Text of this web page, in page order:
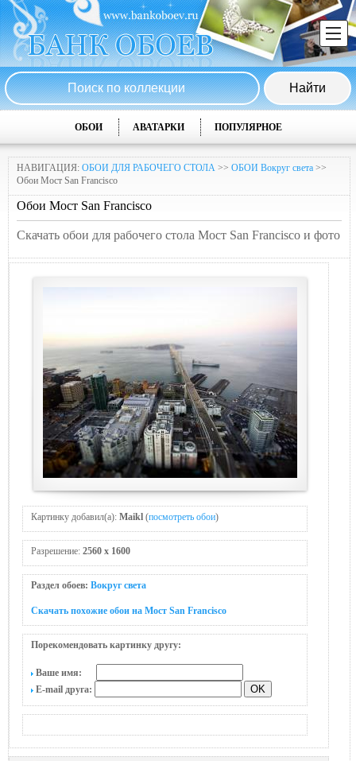
ОБОИ АВАТАРКИ ПОПУЛЯРНОЕ
НАВИГАЦИЯ: ОБОИ ДЛЯ РАБОЧЕГО СТОЛА >> ОБОИ Вокруг света >>
Обои Мост San Francisco
Обои Мост San Francisco
Скачать обои для рабочего стола Мост San Francisco и фото
Картинку добавил(а): Maikl (посмотреть обои)
Разрешение: 2560 x 1600
Раздел обоев: Вокруг света
Скачать похожие обои на Мост San Francisco
Порекомендовать картинку другу:
Ваше имя:
E-mail друга: